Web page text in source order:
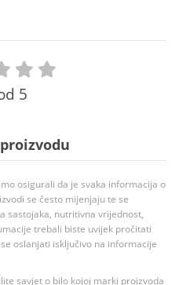
5
osigurali da je svaka informacija o
se često mijenjaju te se
sastojaka, nutritivna vrijednost,
trebali biste uvijek pročitati
oslanjati isključivo na informacije
savjet o bilo kojoj marki proizvoda